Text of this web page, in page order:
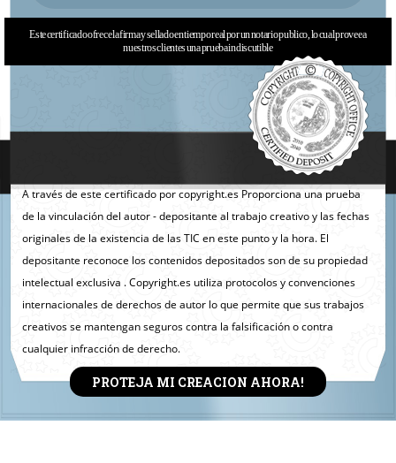
Este certificado ofrece la firma y sellado en tiempo real por un notario publico, lo cual provee a
nuestros clientes una prueba indiscutible
A través de este certificado por copyright.es Proporciona una prueba
de la vinculación del autor - depositante al trabajo creativo y las fechas
originales de la existencia de las TIC en este punto y la hora. El
depositante reconoce los contenidos depositados son de su propiedad
intelectual exclusiva . Copyright.es utiliza protocolos y convenciones
internacionales de derechos de autor lo que permite que sus trabajos
creativos se mantengan seguros contra la falsificación o contra
cualquier infracción de derecho.
PROTEJA MI CREACION AHORA!